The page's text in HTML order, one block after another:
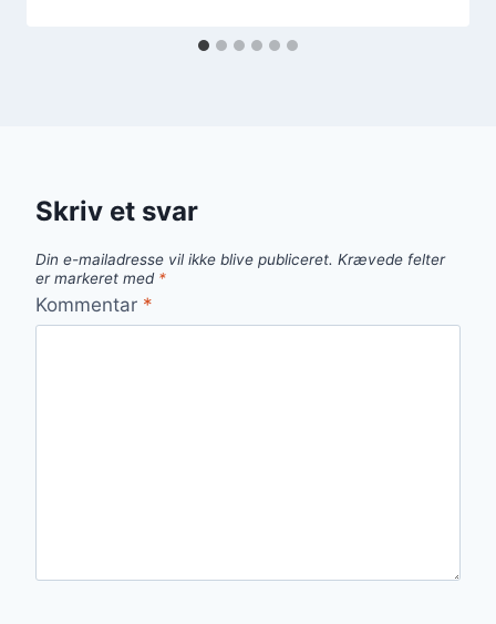
Skriv et svar
Din e-mailadresse vil ikke blive publiceret. Krævede felter
er markeret med *
Kommentar *